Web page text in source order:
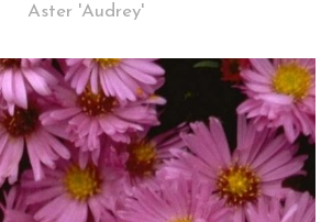
Aster 'Audrey'